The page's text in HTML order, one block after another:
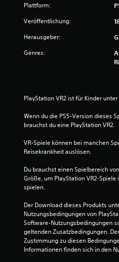
Plattform:
Veröffentlichung:
Herausgeber:
Genres:
PlayStation VR2 ist für Kinder
Wenn du die PS5-Version dieses
brauchst du eine PlayStation VR2.
VR-Spiele können bei manchen
Reisekrankheit auslösen.
Du brauchst einen Spielbereich
Größe, um PlayStation VR2-
spielen.
Der Download dieses Produkts
Nutzungsbedingungen von
Software-Nutzungsbedingungen
geltenden Zusatzbedingungen.
Zustimmung zu diesen
Informationen finden sich in den